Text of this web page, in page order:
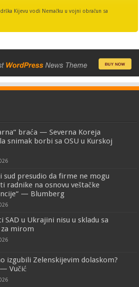
Kijevu vodi Nemačku u vojni obračun sa
braća — Severna Koreja
snimak borbi sa OSU u Kurskoj
sud presudio da firme ne mogu
radnike na osnovu veštačke
— Blumberg
SAD u Ukrajini nisu u skladu sa
mirom
izgubili Zelenskijevim dolaskom?
Vučić